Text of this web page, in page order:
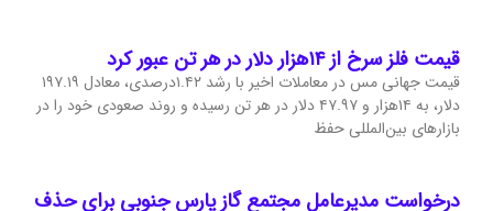
قیمت فلز سرخ از ۱۴هزار دلار در هر تن عبور کرد
قیمت جهانی مس در معاملات اخیر با رشد ۱.۴۲درصدی، معادل ۱۹۷.۱۹
دلار، به ۱۴هزار و ۴۷.۹۷ دلار در هر تن رسیده و روند صعودی خود را در
بازارهای بین‌المللی حفظ
درخواست مدیرعامل مجتمع گاز پارس جنوبی برای حذف